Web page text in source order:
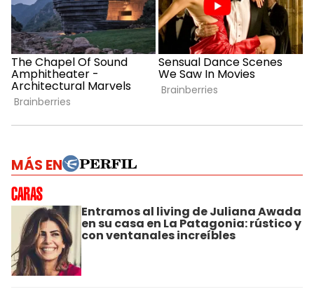
MÁS EN
Entramos al living de Juliana Awada
en su casa en La Patagonia: rústico y
con ventanales increíbles